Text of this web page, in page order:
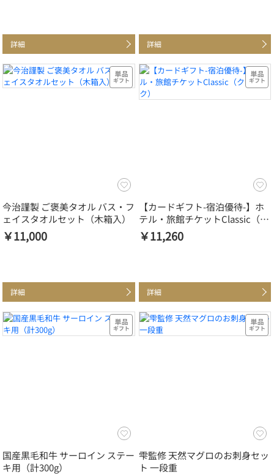
詳細 詳細
今治謹製 ご褒美タオル バス・フ
ェイスタオルセット（木箱入）
￥11,000
詳細
【カードギフト-宿泊優待-】ホ
テル・旅館チケットClassic（ク
ラシック）
￥11,260
詳細
国産黒毛和牛 サーロイン ステー
キ用（計300g）
雫監修 天然マグロのお刺身セッ
ト 一段重